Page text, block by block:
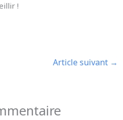
!
Article suivant →